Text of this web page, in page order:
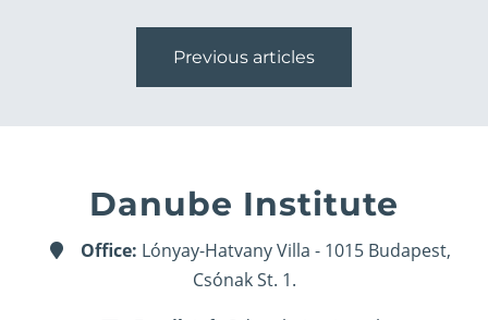
Previous articles
Danube Institute
Office: Lónyay-Hatvany Villa - 1015 Budapest,
Csónak St. 1.